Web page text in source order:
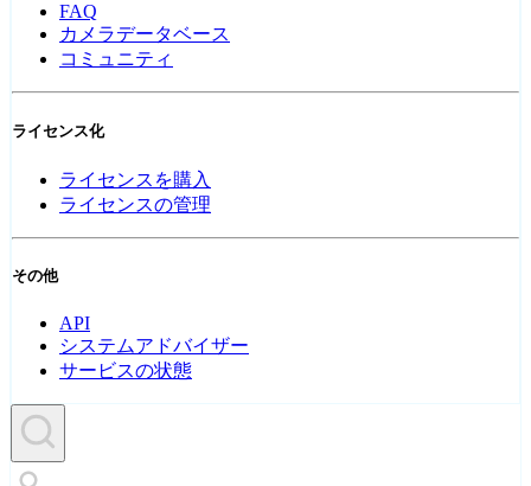
FAQ
カメラデータベース
コミュニティ
ライセンス化
ライセンスを購入
ライセンスの管理
その他
API
システムアドバイザー
サービスの状態